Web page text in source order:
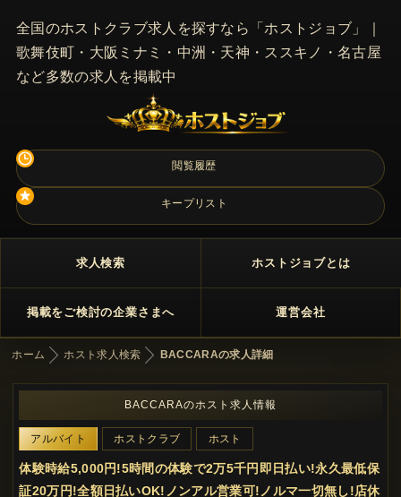
全国のホストクラブ求人を探すなら「ホストジョブ」｜
歌舞伎町・大阪ミナミ・中洲・天神・ススキノ・名古屋
など多数の求人を掲載中
閲覧履歴
キープリスト
求人検索 ホストジョブとは
掲載をご検討の企業さまへ 運営会社
ホーム ホスト求人検索 BACCARAの求人詳細
BACCARAのホスト求人情報
アルバイト ホストクラブ ホスト
体験時給5,000円!5時間の体験で2万5千円即日払い!永久最低保
証20万円!全額日払いOK!ノンアル営業可!ノルマ一切無し!店休